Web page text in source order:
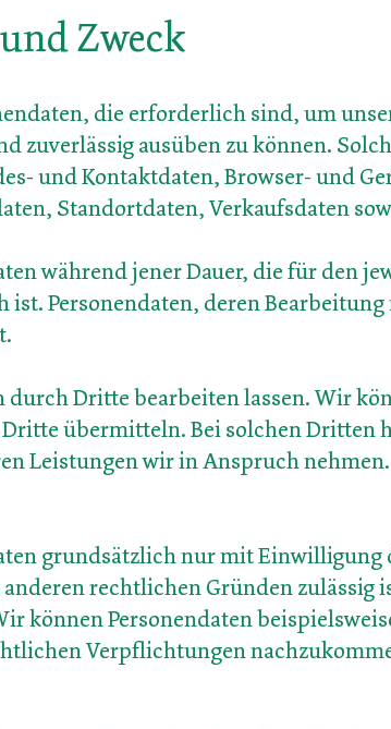
und Zweck
die erforderlich sind, um
zuverlässig ausüben zu können.
und Kontaktdaten, Browser- und
Standortdaten, Verkaufsdaten
während jener Dauer, die für den
ist. Personendaten, deren
durch Dritte bearbeiten lassen. Wir
übermitteln. Bei solchen Dritten
Leistungen wir in Anspruch
grundsätzlich nur mit Einwilligung
rechtlichen Gründen
können Personendaten
Verpflichtungen